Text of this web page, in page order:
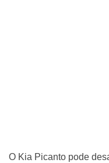
O Kia Picanto pode